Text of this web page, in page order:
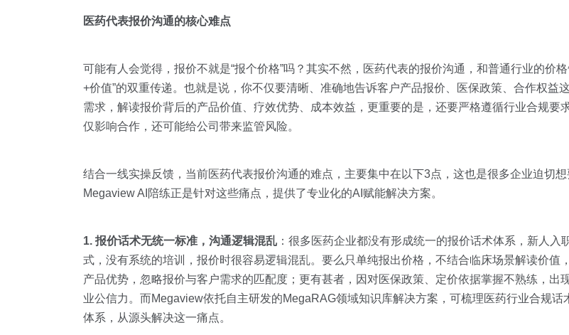
医药代表报价沟通的核心难点
可能有人会觉得，报价不就是“报个价格”吗？其实不然，医药代表的报价沟通，和普通行业的价
+价值”的双重传递。也就是说，你不仅要清晰、准确地告诉客户产品报价、医保政策、合作权益
需求，解读报价背后的产品价值、疗效优势、成本效益，更重要的是，还要严格遵循行业合规要
仅影响合作，还可能给公司带来监管风险。
结合一线实操反馈，当前医药代表报价沟通的难点，主要集中在以下3点，这也是很多企业迫切
Megaview AI陪练正是针对这些痛点，提供了专业化的AI赋能解决方案。
1. 报价话术无统一标准，沟通逻辑混乱 ：很多医药企业都没有形成统一的报价话术体系，新人
式，没有系统的培训，报价时很容易逻辑混乱。要么只单纯报出价格，不结合临床场景解读价值
产品优势，忽略报价与客户需求的匹配度；更有甚者，因对医保政策、定价依据掌握不熟练，出
业公信力。而Megaview依托自主研发的MegaRAG领域知识库解决方案，可梳理医药行业合规话
体系，从源头解决这一痛点。